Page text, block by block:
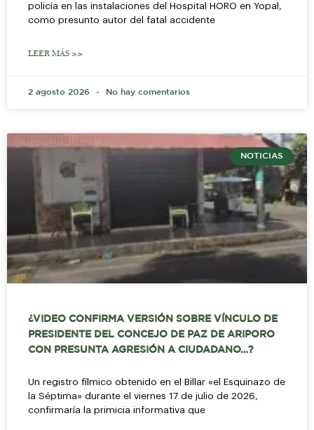
policía en las instalaciones del Hospital HORO en Yopal,
como presunto autor del fatal accidente
LEER MÁS >>
2 agosto 2026 No hay comentarios
NOTICIAS
¿VIDEO CONFIRMA VERSIÓN SOBRE VÍNCULO DE
PRESIDENTE DEL CONCEJO DE PAZ DE ARIPORO
CON PRESUNTA AGRESIÓN A CIUDADANO…?
Un registro fílmico obtenido en el Billar «el Esquinazo de
la Séptima» durante el viernes 17 de julio de 2026,
confirmaría la primicia informativa que